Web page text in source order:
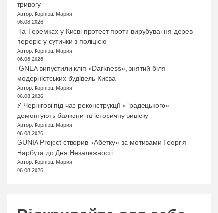
тривогу
Автор: Корнюш Мария
06.08.2026
На Теремках у Києві протест проти вирубування дерев
переріс у сутички з поліцією
Автор: Корнюш Мария
06.08.2026
IGNEA випустили кліп «Darkness», знятий біля
модерністських будівель Києва
Автор: Корнюш Мария
06.08.2026
У Чернігові під час реконструкції «Градецького»
демонтують балкони та історичну вивіску
Автор: Корнюш Мария
06.08.2026
GUNIA Project створив «Абетку» за мотивами Георгія
Нарбута до Дня Незалежності
Автор: Корнюш Мария
06.08.2026